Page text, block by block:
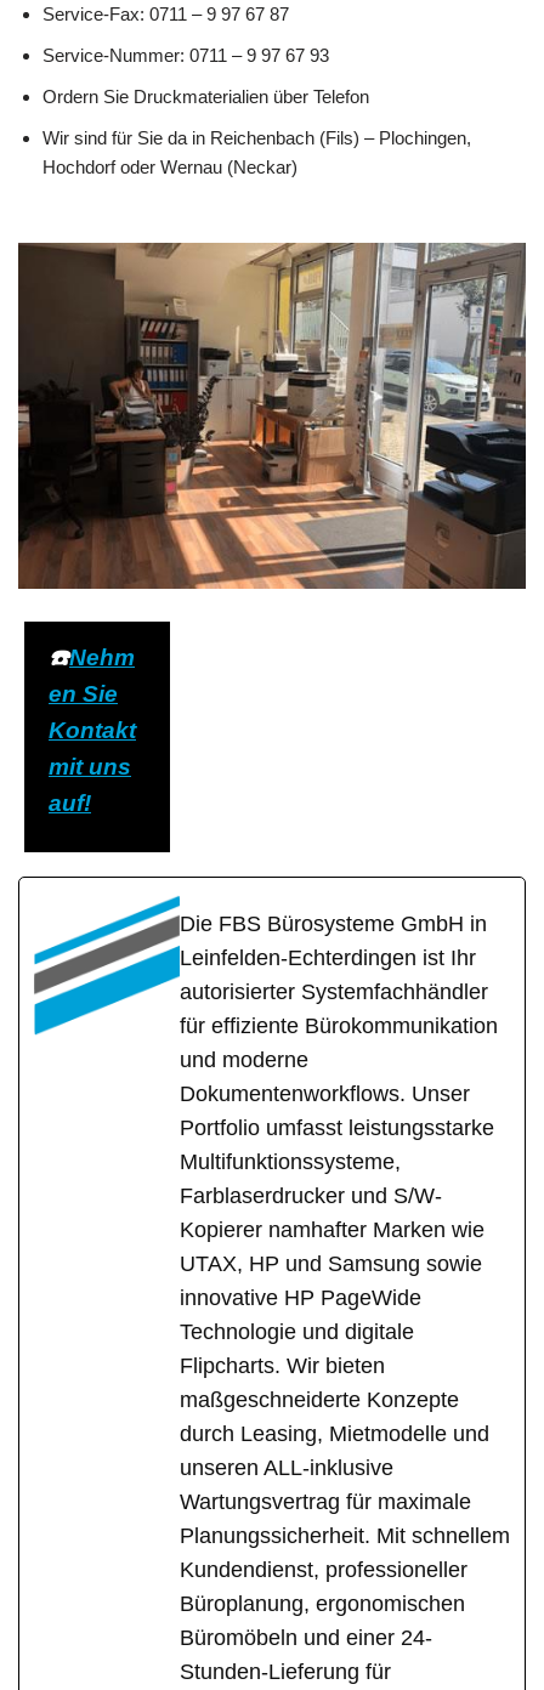
Service-Fax: 0711 – 9 97 67 87
Service-Nummer: 0711 – 9 97 67 93
Ordern Sie Druckmaterialien über Telefon
Wir sind für Sie da in Reichenbach (Fils) – Plochingen,
Hochdorf oder Wernau (Neckar)
☎️Nehm
en Sie
Kontakt
mit uns
auf!
Die FBS Bürosysteme GmbH in
Leinfelden-Echterdingen ist Ihr
autorisierter Systemfachhändler
für effiziente Bürokommunikation
und moderne
Dokumentenworkflows. Unser
Portfolio umfasst leistungsstarke
Multifunktionssysteme,
Farblaserdrucker und S/W-
Kopierer namhafter Marken wie
UTAX, HP und Samsung sowie
innovative HP PageWide
Technologie und digitale
Flipcharts. Wir bieten
maßgeschneiderte Konzepte
durch Leasing, Mietmodelle und
unseren ALL-inklusive
Wartungsvertrag für maximale
Planungssicherheit. Mit schnellem
Kundendienst, professioneller
Büroplanung, ergonomischen
Büromöbeln und einer 24-
Stunden-Lieferung für